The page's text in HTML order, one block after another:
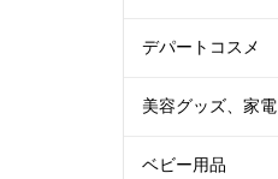
デパートコスメ
美容グッズ、家電
ベビー用品